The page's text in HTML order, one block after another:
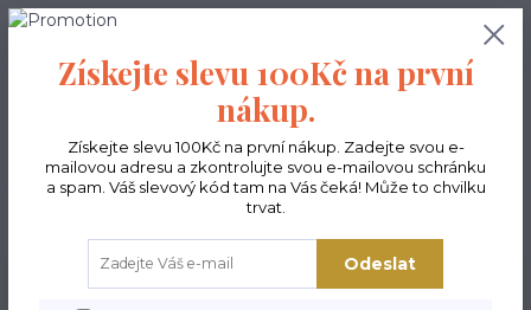
0,00 Kč
Doplňky Organizéry do kabelky Organizér do kabelky - Husky
Získejte slevu 100Kč na první
nákup.
Získejte slevu 100Kč na první nákup. Zadejte svou e-
mailovou adresu a zkontrolujte svou e-mailovou schránku
a spam. Váš slevový kód tam na Vás čeká! Může to chvilku
trvat.
Odeslat